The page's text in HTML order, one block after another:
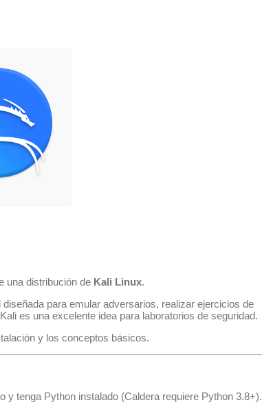
una distribución de Kali Linux.
para emular adversarios, realizar ejercicios de
es una excelente idea para laboratorios de seguridad.
y los conceptos básicos.
y tenga Python instalado (Caldera requiere Python 3.8+).